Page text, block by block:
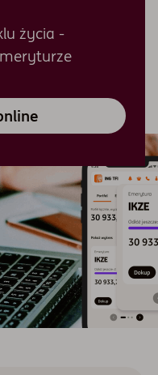
życia -